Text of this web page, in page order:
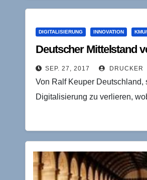
DIGITALISIERUNG INNOVATION
Deutscher Mittelstand
SEP. 27, 2017 DRUCKER
Von Ralf Keuper Deutschland,
Digitalisierung zu verlieren,